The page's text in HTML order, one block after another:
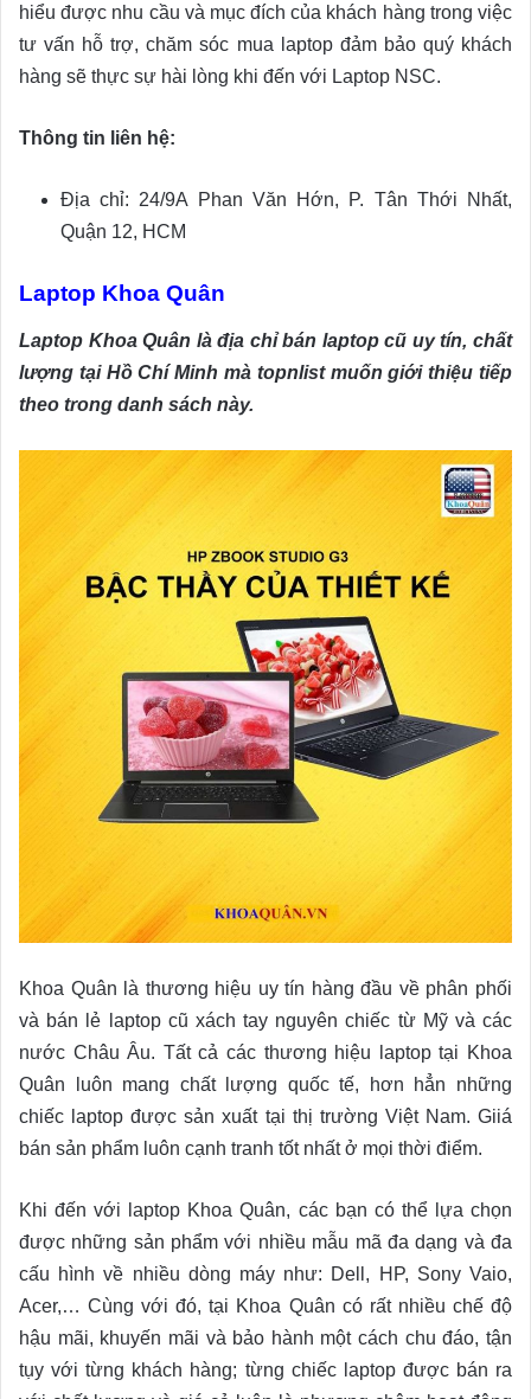
hiểu được nhu cầu và mục đích của khách hàng trong việc
tư vấn hỗ trợ, chăm sóc mua laptop đảm bảo quý khách
hàng sẽ thực sự hài lòng khi đến với Laptop NSC.
Thông tin liên hệ:
Địa chỉ: 24/9A Phan Văn Hớn, P. Tân Thới Nhất,
Quận 12, HCM
Laptop Khoa Quân
Laptop Khoa Quân là địa chỉ bán laptop cũ uy tín, chất
lượng tại Hồ Chí Minh mà topnlist muốn giới thiệu tiếp
theo trong danh sách này.
Khoa Quân là thương hiệu uy tín hàng đầu về phân phối
và bán lẻ laptop cũ xách tay nguyên chiếc từ Mỹ và các
nước Châu Âu. Tất cả các thương hiệu laptop tại Khoa
Quân luôn mang chất lượng quốc tế, hơn hẳn những
chiếc laptop được sản xuất tại thị trường Việt Nam. Giiá
bán sản phẩm luôn cạnh tranh tốt nhất ở mọi thời điểm.
Khi đến với laptop Khoa Quân, các bạn có thể lựa chọn
được những sản phẩm với nhiều mẫu mã đa dạng và đa
cấu hình về nhiều dòng máy như: Dell, HP, Sony Vaio,
Acer,… Cùng với đó, tại Khoa Quân có rất nhiều chế độ
hậu mãi, khuyến mãi và bảo hành một cách chu đáo, tận
tụy với từng khách hàng; từng chiếc laptop được bán ra